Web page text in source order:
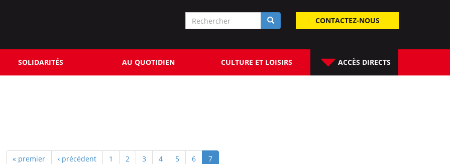
CONTACTEZ-NOUS
Formulaire
recherche
SOLIDARITÉS AU QUOTIDIEN CULTURE ET LOISIRS ACCÈS DIRECTS
« premier ‹ précédent 1 2 3 4 5 6 7